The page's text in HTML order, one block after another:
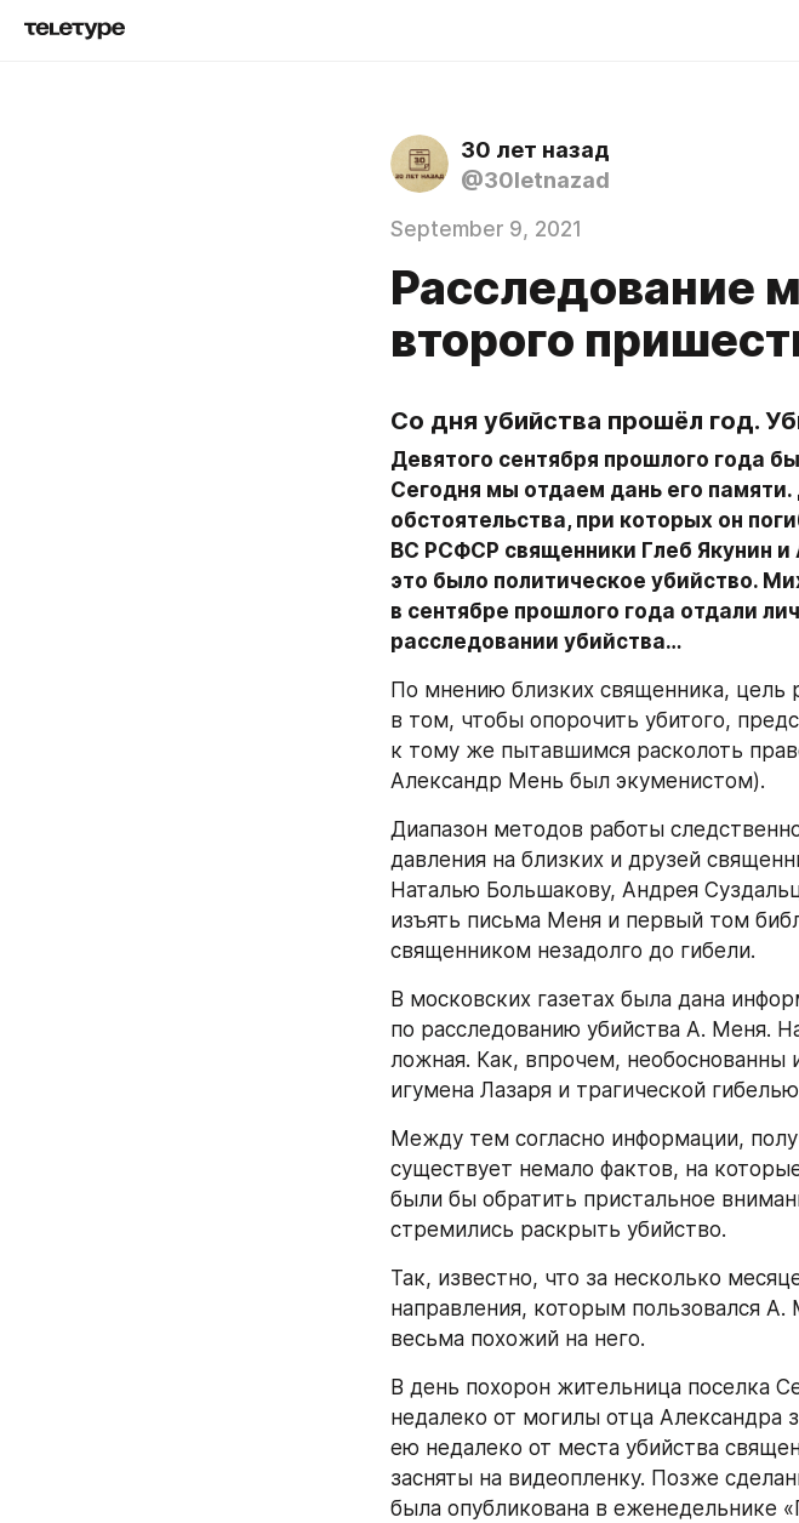
30 лет назад
@30letnazad
September 9, 2021
Расследование
второго
Со дня убийства прошёл год.
Девятого сентября прошлого года
Сегодня мы отдаем дань его
обстоятельства, при которых он
ВС РСФСР священники Глеб Якунин
это было политическое убийство.
в сентябре прошлого года отдали
расследовании убийства…
По мнению близких священника, цель
в том, чтобы опорочить убитого,
к тому же пытавшимся расколоть
Александр Мень был экуменистом).
Диапазон методов работы
давления на близких и друзей
Наталью Большакову, Андрея
изъять письма Меня и первый том
священником незадолго до гибели.
В московских газетах была дана
по расследованию убийства А. Меня.
ложная. Как, впрочем, необоснованны
игумена Лазаря и трагической
Между тем согласно информации,
существует немало фактов, на
были бы обратить пристальное
стремились раскрыть убийство.
Так, известно, что за несколько
направления, которым пользовался
весьма похожий на него.
В день похорон жительница поселка
недалеко от могилы отца Александра
ею недалеко от места убийства
засняты на видеопленку. Позже
была опубликована в еженедельнике